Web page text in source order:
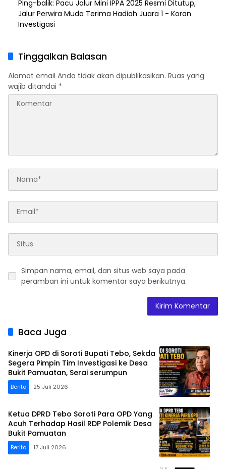
Ping-balik: Pacu Jalur Mini IPPA 2025 Resmi Ditutup,
Jalur Perwira Muda Terima Hadiah Juara 1 - Koran
Investigasi
Tinggalkan Balasan
Alamat email Anda tidak akan dipublikasikan. Ruas yang
wajib ditandai *
Simpan nama, email, dan situs web saya pada
peramban ini untuk komentar saya berikutnya.
Baca Juga
Kinerja OPD di Soroti Bupati Tebo, Sekda
Segera Pimpin Tim Investigasi ke Desa
Bukit Pamuatan, Serai serumpun
Berita 25 Juli 2026
Ketua DPRD Tebo Soroti Para OPD Yang
Acuh Terhadap Hasil RDP Polemik Desa
Bukit Pamuatan
Berita 17 Juli 2026